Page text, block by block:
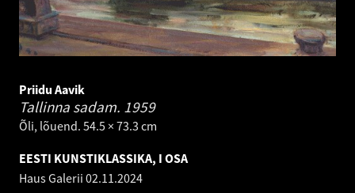
Priidu Aavik
Tallinna sadam. 1959
Õli, lõuend. 54.5 × 73.3 cm
EESTI KUNSTIKLASSIKA, I OSA
Haus Galerii 02.11.2024